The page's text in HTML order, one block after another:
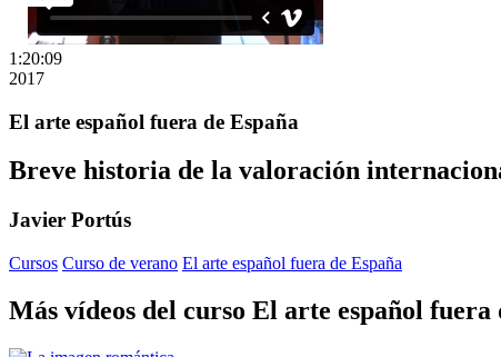
1:20:09
2017
El arte español fuera de España
Breve historia de la valoración
Javier Portús
Cursos Curso de verano El arte español fuera de España
Más vídeos del curso El arte español fuera